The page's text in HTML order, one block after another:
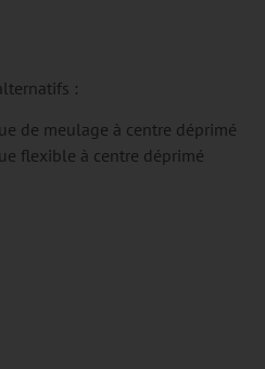
:
de meulage à centre déprimé
flexible à centre déprimé